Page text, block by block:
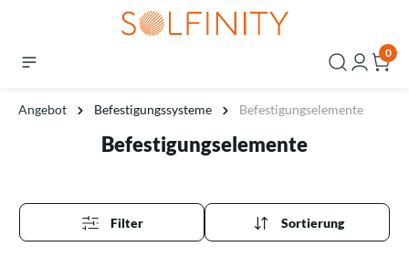
0
Angebot Befestigungssysteme Befestigungselemente
Befestigungselemente
Filter Sortierung